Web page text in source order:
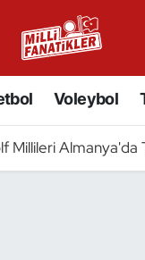
Voleybol
Almanya'da